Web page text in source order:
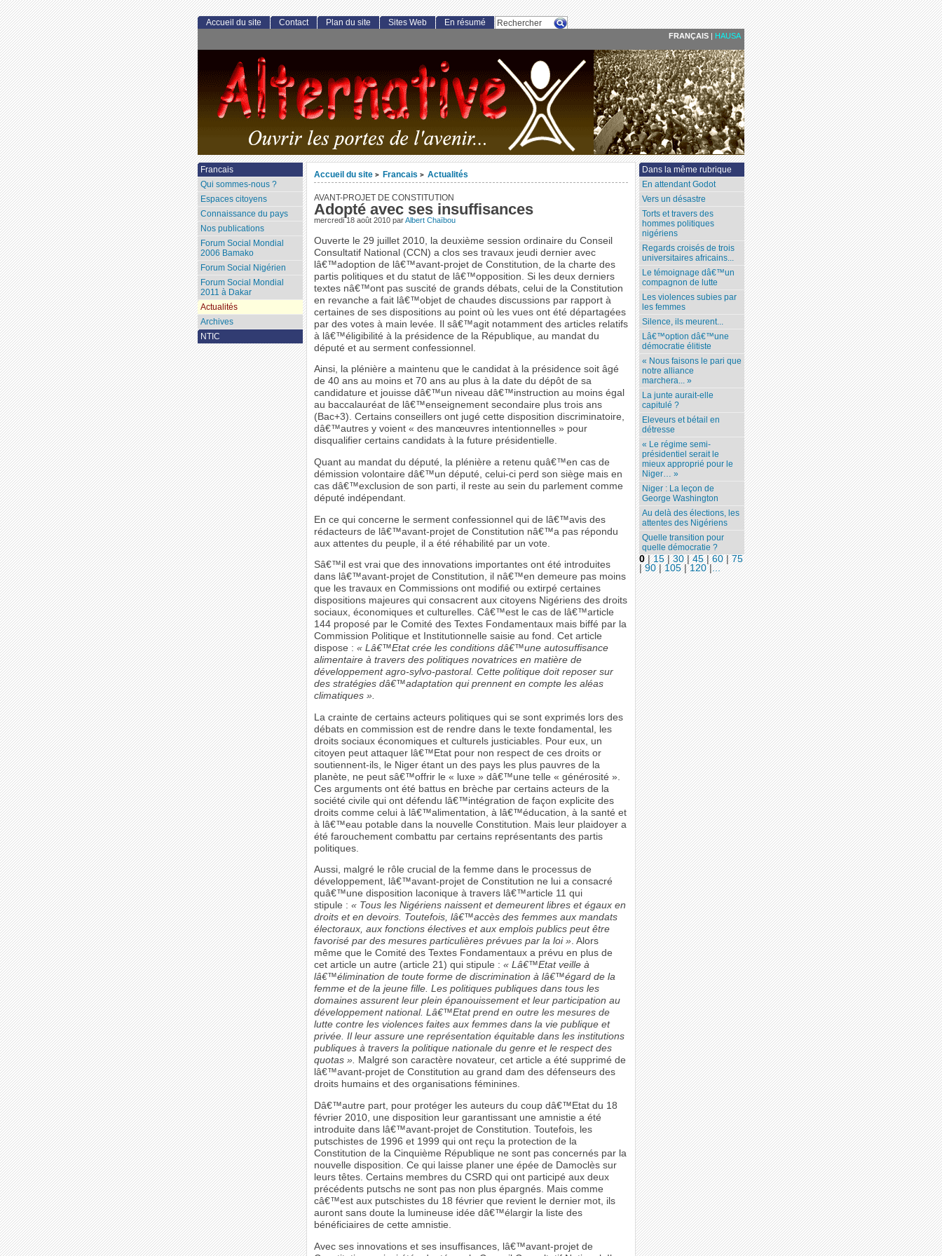
Accueil du site > Francais > Actualités
AVANT-PROJET DE CONSTITUTION
Adopté avec ses insuffisances
mercredi 18 août 2010 parAlbert Chaïbou
Ouverte le 29 juillet 2010, la deuxième session ordinaire du Conseil
Consultatif National (CCN) a clos ses travaux jeudi dernier avec
lâ€™adoption de lâ€™avant-projet de Constitution, de la charte des
partis politiques et du statut de lâ€™opposition. Si les deux derniers
textes nâ€™ont pas suscité de grands débats, celui de la Constitution
en revanche a fait lâ€™objet de chaudes discussions par rapport à
certaines de ses dispositions au point où les vues ont été départagées
par des votes à main levée. Il sâ€™agit notamment des articles relatifs
à lâ€™éligibilité à la présidence de la République, au mandat du
député et au serment confessionnel.
Ainsi, la plénière a maintenu que le candidat à la présidence soit âgé
de 40 ans au moins et 70 ans au plus à la date du dépôt de sa
candidature et jouisse dâ€™un niveau dâ€™instruction au moins égal
au baccalauréat de lâ€™enseignement secondaire plus trois ans
(Bac+3). Certains conseillers ont jugé cette disposition discriminatoire,
dâ€™autres y voient « des manœuvres intentionnelles » pour
disqualifier certains candidats à la future présidentielle.
Quant au mandat du député, la plénière a retenu quâ€™en cas de
démission volontaire dâ€™un député, celui-ci perd son siège mais en
cas dâ€™exclusion de son parti, il reste au sein du parlement comme
député indépendant.
En ce qui concerne le serment confessionnel qui de lâ€™avis des
rédacteurs de lâ€™avant-projet de Constitution nâ€™a pas répondu
aux attentes du peuple, il a été réhabilité par un vote.
Sâ€™il est vrai que des innovations importantes ont été introduites
dans lâ€™avant-projet de Constitution, il nâ€™en demeure pas moins
que les travaux en Commissions ont modifié ou extirpé certaines
dispositions majeures qui consacrent aux citoyens Nigériens des droits
sociaux, économiques et culturelles. Câ€™est le cas de lâ€™article
144 proposé par le Comité des Textes Fondamentaux mais biffé par la
Commission Politique et Institutionnelle saisie au fond. Cet article
dispose : « Lâ€™Etat crée les conditions dâ€™une autosuffisance
alimentaire à travers des politiques novatrices en matière de
développement agro-sylvo-pastoral. Cette politique doit reposer sur
des stratégies dâ€™adaptation qui prennent en compte les aléas
climatiques ».
La crainte de certains acteurs politiques qui se sont exprimés lors des
débats en commission est de rendre dans le texte fondamental, les
droits sociaux économiques et culturels justiciables. Pour eux, un
citoyen peut attaquer lâ€™Etat pour non respect de ces droits or
soutiennent-ils, le Niger étant un des pays les plus pauvres de la
planète, ne peut sâ€™offrir le « luxe » dâ€™une telle « générosité ».
Ces arguments ont été battus en brèche par certains acteurs de la
société civile qui ont défendu lâ€™intégration de façon explicite des
droits comme celui à lâ€™alimentation, à lâ€™éducation, à la santé et
à lâ€™eau potable dans la nouvelle Constitution. Mais leur plaidoyer a
été farouchement combattu par certains représentants des partis
politiques.
Aussi, malgré le rôle crucial de la femme dans le processus de
développement, lâ€™avant-projet de Constitution ne lui a consacré
quâ€™une disposition laconique à travers lâ€™article 11 qui
stipule : « Tous les Nigériens naissent et demeurent libres et égaux en
droits et en devoirs. Toutefois, lâ€™accès des femmes aux mandats
électoraux, aux fonctions électives et aux emplois publics peut être
favorisé par des mesures particulières prévues par la loi ». Alors
même que le Comité des Textes Fondamentaux a prévu en plus de
cet article un autre (article 21) qui stipule : « Lâ€™Etat veille à
lâ€™élimination de toute forme de discrimination à lâ€™égard de la
femme et de la jeune fille. Les politiques publiques dans tous les
domaines assurent leur plein épanouissement et leur participation au
développement national. Lâ€™Etat prend en outre les mesures de
lutte contre les violences faites aux femmes dans la vie publique et
privée. Il leur assure une représentation équitable dans les institutions
publiques à travers la politique nationale du genre et le respect des
quotas ». Malgré son caractère novateur, cet article a été supprimé de
lâ€™avant-projet de Constitution au grand dam des défenseurs des
droits humains et des organisations féminines.
Dâ€™autre part, pour protéger les auteurs du coup dâ€™Etat du 18
février 2010, une disposition leur garantissant une amnistie a été
introduite dans lâ€™avant-projet de Constitution. Toutefois, les
putschistes de 1996 et 1999 qui ont reçu la protection de la
Constitution de la Cinquième République ne sont pas concernés par la
nouvelle disposition. Ce qui laisse planer une épée de Damoclès sur
leurs têtes. Certains membres du CSRD qui ont participé aux deux
précédents putschs ne sont pas non plus épargnés. Mais comme
câ€™est aux putschistes du 18 février que revient le dernier mot, ils
auront sans doute la lumineuse idée dâ€™élargir la liste des
bénéficiaires de cette amnistie.
Avec ses innovations et ses insuffisances, lâ€™avant-projet de
Dans la même rubrique
En attendant Godot
Vers un désastre
Torts et travers des
hommes politiques
nigériens
Regards croisés de trois
universitaires africains...
Le témoignage dâ€™un
compagnon de lutte
Les violences subies par
les femmes
Silence, ils meurent...
Lâ€™option dâ€™une
démocratie élitiste
« Nous faisons le pari que
notre alliance
marchera... »
La junte aurait-elle
capitulé ?
Eleveurs et bétail en
détresse
« Le régime semi-
présidentiel serait le
mieux approprié pour le
Niger… »
Niger : La leçon de
George Washington
Au delà des élections, les
attentes des Nigériens
Quelle transition pour
quelle démocratie ?
0|15|30|45|60|75
|90|105|120|...
Accueil du site Contact Plan du site Sites Web En résumé
Francais
Qui sommes-nous ?
Espaces citoyens
Connaissance du pays
Nos publications
Forum Social Mondial
2006 Bamako
Forum Social Nigérien
Forum Social Mondial
2011 à Dakar
Actualités
Archives
NTIC
FRANÇAIS HAUSA